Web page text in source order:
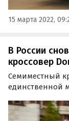
15 марта 2022,
В России
кроссовер
Семиместный
единственной
не 200, а 100